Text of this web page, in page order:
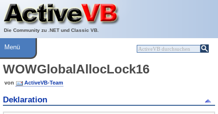
Die Community zu .NET und Classic VB.
Über ActiveVB
Hilfe
Menü
WOWGlobalAllocLock16
von ActiveVB-Team
Deklaration